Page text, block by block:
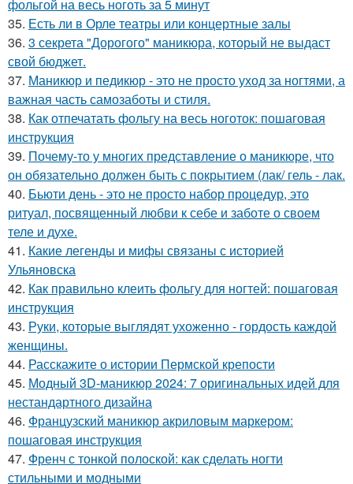
фольгой на весь ноготь за 5 минут
35. Есть ли в Орле театры или концертные залы
36. 3 секрета "Дорогого" маникюра, который не выдаст
свой бюджет.
37. Маникюр и педикюр - это не просто уход за ногтями, а
важная часть самозаботы и стиля.
38. Как отпечатать фольгу на весь ноготок: пошаговая
инструкция
39. Почему-то у многих представление о маникюре, что
он обязательно должен быть с покрытием (лак/ гель - лак.
40. Бьюти день - это не просто набор процедур, это
ритуал, посвященный любви к себе и заботе о своем
теле и духе.
41. Какие легенды и мифы связаны с историей
Ульяновска
42. Как правильно клеить фольгу для ногтей: пошаговая
инструкция
43. Руки, которые выглядят ухоженно - гордость каждой
женщины.
44. Расскажите о истории Пермской крепости
45. Модный 3D-маникюр 2024: 7 оригинальных идей для
нестандартного дизайна
46. Французский маникюр акриловым маркером:
пошаговая инструкция
47. Френч с тонкой полоской: как сделать ногти
стильными и модными